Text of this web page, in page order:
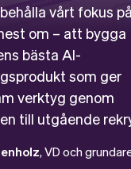
vårt fokus
om – att bygga
bästa AI-
som ger
verktyg genom
till utgående
, VD och